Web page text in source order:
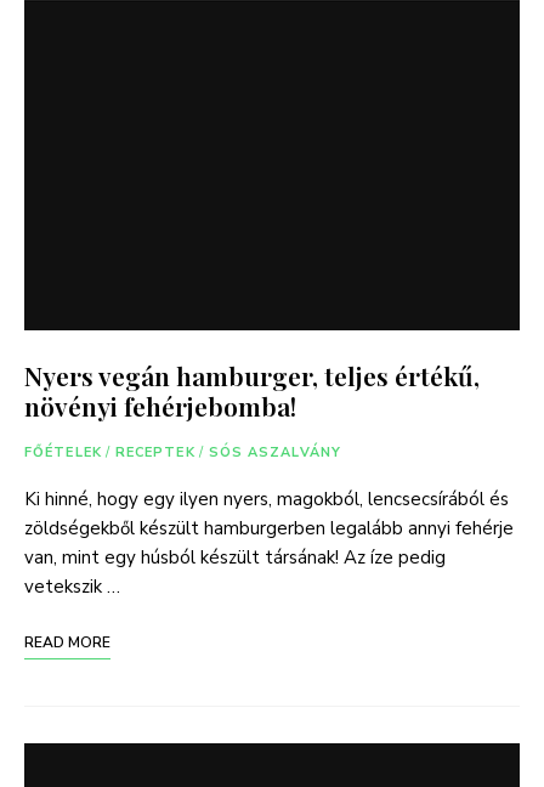
Nyers vegán hamburger, teljes értékű,
növényi fehérjebomba!
FŐÉTELEK / RECEPTEK / SÓS ASZALVÁNY
Ki hinné, hogy egy ilyen nyers, magokból, lencsecsírából és
zöldségekből készült hamburgerben legalább annyi fehérje
van, mint egy húsból készült társának! Az íze pedig
vetekszik …
READ MORE